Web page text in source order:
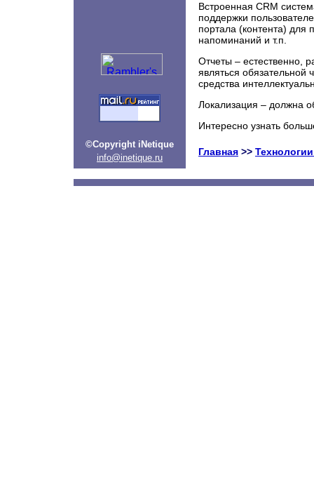
©Copyright iNetique
info@inetique.ru
Встроенная CRM
поддержки
портала (контента) для
напоминаний и т.п.
Отчеты – естественно,
являться
средства
Локализация – должна
Интересно узнать
Главная >>